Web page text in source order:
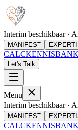
Interim beschikbaar ·
MANIFEST
CALCKENNISBANK
Let's Talk
Menu
Interim beschikbaar ·
MANIFEST
CALCKENNISBANK